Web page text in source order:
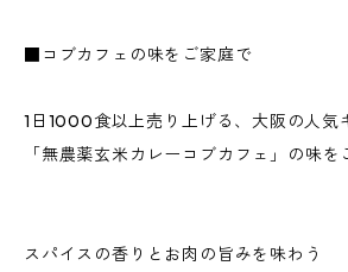
■コブカフェの味をご家庭で
1日1000食以上売り上げる、大阪の人気
「無農薬玄米カレーコブカフェ」の味を
スパイスの香りとお肉の旨みを味わう